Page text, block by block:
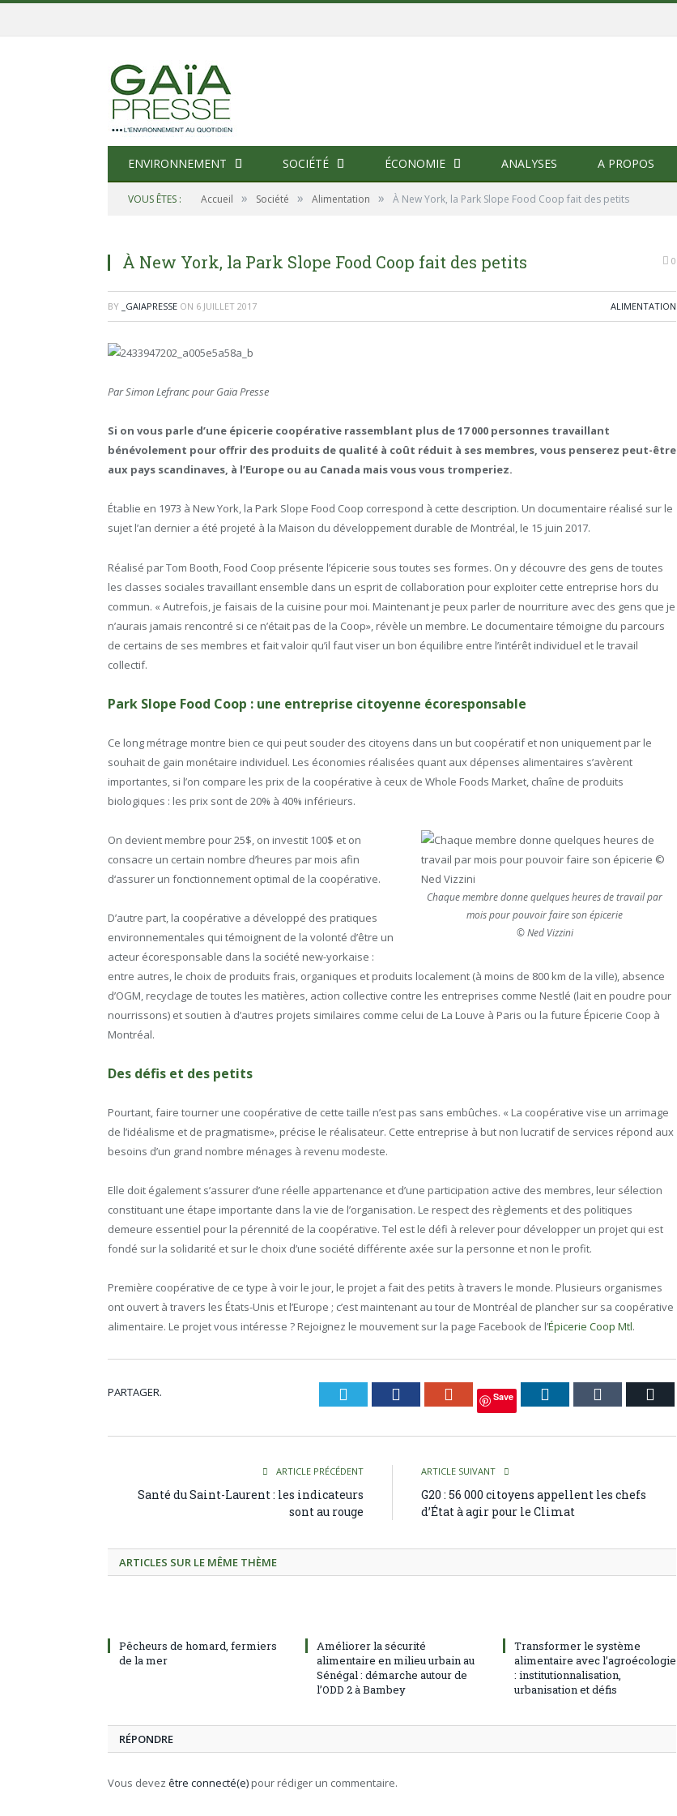
ENVIRONNEMENT SOCIÉTÉ ÉCONOMIE ANALYSES A PROPOS
VOUS ÊTES : Accueil » Société » Alimentation » À New York, la Park Slope Food Coop fait des petits
À New York, la Park Slope Food Coop fait des petits 0
BY _GAIAPRESSE ON 6 JUILLET 2017 ALIMENTATION
Par Simon Lefranc pour Gaïa Presse
Si on vous parle d’une épicerie coopérative rassemblant plus de 17 000 personnes travaillant
bénévolement pour offrir des produits de qualité à coût réduit à ses membres, vous penserez peut-être
aux pays scandinaves, à l’Europe ou au Canada mais vous vous tromperiez.
Établie en 1973 à New York, la Park Slope Food Coop correspond à cette description. Un documentaire réalisé sur le
sujet l’an dernier a été projeté à la Maison du développement durable de Montréal, le 15 juin 2017.
Réalisé par Tom Booth, Food Coop présente l’épicerie sous toutes ses formes. On y découvre des gens de toutes
les classes sociales travaillant ensemble dans un esprit de collaboration pour exploiter cette entreprise hors du
commun. « Autrefois, je faisais de la cuisine pour moi. Maintenant je peux parler de nourriture avec des gens que je
n’aurais jamais rencontré si ce n’était pas de la Coop», révèle un membre. Le documentaire témoigne du parcours
de certains de ses membres et fait valoir qu’il faut viser un bon équilibre entre l’intérêt individuel et le travail
collectif.
Park Slope Food Coop : une entreprise citoyenne écoresponsable
Ce long métrage montre bien ce qui peut souder des citoyens dans un but coopératif et non uniquement par le
souhait de gain monétaire individuel. Les économies réalisées quant aux dépenses alimentaires s’avèrent
importantes, si l’on compare les prix de la coopérative à ceux de Whole Foods Market, chaîne de produits
biologiques : les prix sont de 20% à 40% inférieurs.
Chaque membre donne quelques heures de travail par
mois pour pouvoir faire son épicerie
© Ned Vizzini
On devient membre pour 25$, on investit 100$ et on
consacre un certain nombre d’heures par mois afin
d‘assurer un fonctionnement optimal de la coopérative.
D’autre part, la coopérative a développé des pratiques
environnementales qui témoignent de la volonté d’être un
acteur écoresponsable dans la société new-yorkaise :
entre autres, le choix de produits frais, organiques et produits localement (à moins de 800 km de la ville), absence
d’OGM, recyclage de toutes les matières, action collective contre les entreprises comme Nestlé (lait en poudre pour
nourrissons) et soutien à d’autres projets similaires comme celui de La Louve à Paris ou la future Épicerie Coop à
Montréal.
Des défis et des petits
Pourtant, faire tourner une coopérative de cette taille n’est pas sans embûches. « La coopérative vise un arrimage
de l’idéalisme et de pragmatisme», précise le réalisateur. Cette entreprise à but non lucratif de services répond aux
besoins d’un grand nombre ménages à revenu modeste.
Elle doit également s’assurer d’une réelle appartenance et d’une participation active des membres, leur sélection
constituant une étape importante dans la vie de l’organisation. Le respect des règlements et des politiques
demeure essentiel pour la pérennité de la coopérative. Tel est le défi à relever pour développer un projet qui est
fondé sur la solidarité et sur le choix d’une société différente axée sur la personne et non le profit.
Première coopérative de ce type à voir le jour, le projet a fait des petits à travers le monde. Plusieurs organismes
ont ouvert à travers les États-Unis et l’Europe ; c’est maintenant au tour de Montréal de plancher sur sa coopérative
alimentaire. Le projet vous intéresse ? Rejoignez le mouvement sur la page Facebook de l’Épicerie Coop Mtl.
PARTAGER. Twitter Facebook Google+
Save LinkedIn Tumblr
ARTICLE PRÉCÉDENT
Santé du Saint-Laurent : les indicateurs
sont au rouge
ARTICLE SUIVANT
G20 : 56 000 citoyens appellent les chefs
d’État à agir pour le Climat
ARTICLES SUR LE MÊME THÈME
Pêcheurs de homard, fermiers
de la mer
Améliorer la sécurité
alimentaire en milieu urbain au
Sénégal : démarche autour de
l’ODD 2 à Bambey
Transformer le système
alimentaire avec l’agroécologie
: institutionnalisation,
urbanisation et défis
RÉPONDRE
Vous devez être connecté(e) pour rédiger un commentaire.